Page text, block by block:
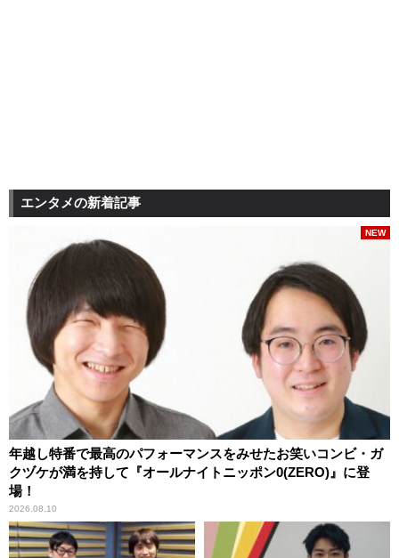
エンタメの新着記事
年越し特番で最高のパフォーマンスをみせたお笑いコンビ・ガ
クヅケが満を持して『オールナイトニッポン0(ZERO)』に登
場！
2026.08.10
NEW